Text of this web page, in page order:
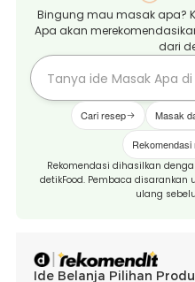
Bingung mau masak apa?
Apa akan
dari
Cari resep Masak
Rekomendasi dihasilkan
detikFood. Pembaca
ulang